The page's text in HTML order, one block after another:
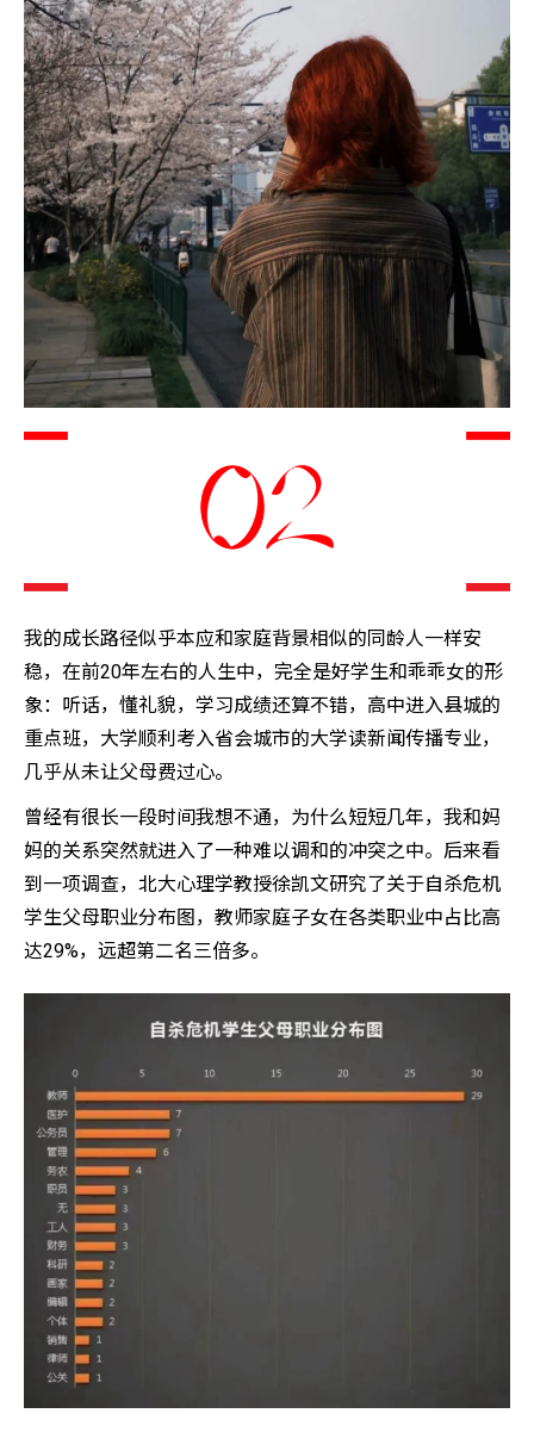
我的成长路径似乎本应和家庭背景相似的同龄人一样安
稳，在前20年左右的人生中，完全是好学生和乖乖女的形
象：听话，懂礼貌，学习成绩还算不错，高中进入县城的
重点班，大学顺利考入省会城市的大学读新闻传播专业，
几乎从未让父母费过心。
曾经有很长一段时间我想不通，为什么短短几年，我和妈
妈的关系突然就进入了一种难以调和的冲突之中。后来看
到一项调查，北大心理学教授徐凯文研究了关于自杀危机
学生父母职业分布图，教师家庭子女在各类职业中占比高
达29%，远超第二名三倍多。